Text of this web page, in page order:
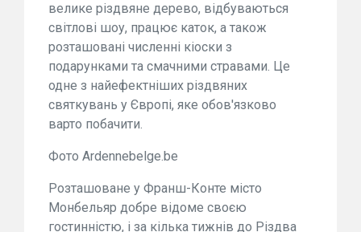
велике різдвяне дерево, відбуваються
світлові шоу, працює каток, а також
розташовані численні кіоски з
подарунками та смачними стравами. Це
одне з найефектніших різдвяних
святкувань у Європі, яке обов'язково
варто побачити.
Фото Аrdennebelge.be
Розташоване у Франш-Конте місто
Монбельяр добре відоме своєю
гостинністю, і за кілька тижнів до Різдва